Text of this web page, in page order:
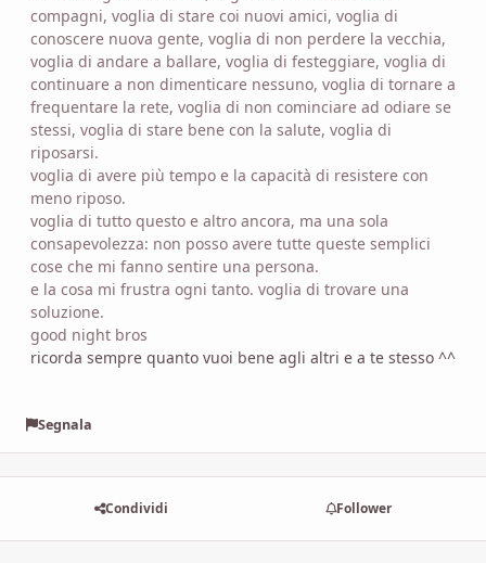
compagni, voglia di stare coi nuovi amici, voglia di
conoscere nuova gente, voglia di non perdere la vecchia,
voglia di andare a ballare, voglia di festeggiare, voglia di
continuare a non dimenticare nessuno, voglia di tornare a
frequentare la rete, voglia di non cominciare ad odiare se
stessi, voglia di stare bene con la salute, voglia di
riposarsi.
voglia di avere più tempo e la capacità di resistere con
meno riposo.
voglia di tutto questo e altro ancora, ma una sola
consapevolezza: non posso avere tutte queste semplici
cose che mi fanno sentire una persona.
e la cosa mi frustra ogni tanto. voglia di trovare una
soluzione.
good night bros
ricorda sempre quanto vuoi bene agli altri e a te stesso ^^
Segnala
Condividi Follower